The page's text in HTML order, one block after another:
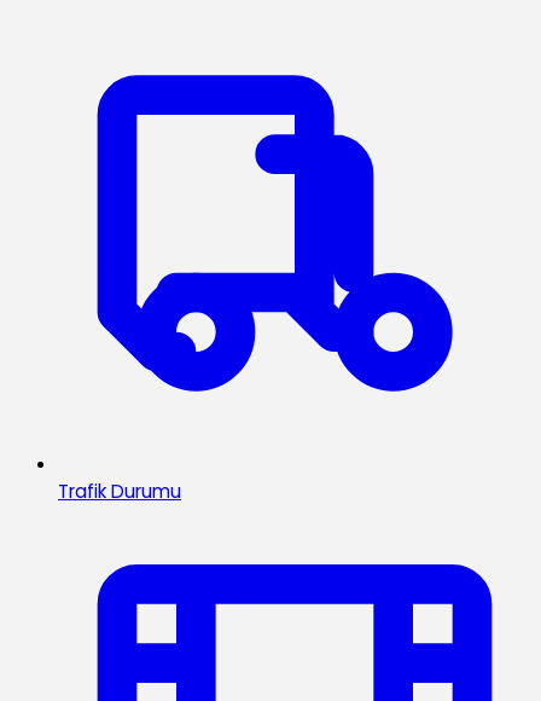
Trafik Durumu